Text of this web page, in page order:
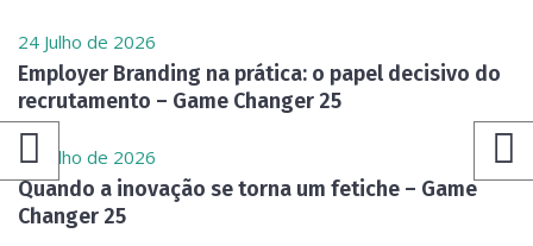
24 Julho de 2026
Employer Branding na prática: o papel decisivo do
recrutamento – Game Changer 25
17 Julho de 2026
Quando a inovação se torna um fetiche – Game
Changer 25